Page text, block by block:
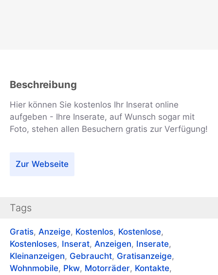
Beschreibung
Hier können Sie kostenlos Ihr Inserat online
aufgeben - Ihre Inserate, auf Wunsch sogar mit
Foto, stehen allen Besuchern gratis zur Verfügung!
Zur Webseite
Tags
Gratis, Anzeige, Kostenlos, Kostenlose,
Kostenloses, Inserat, Anzeigen, Inserate,
Kleinanzeigen, Gebraucht, Gratisanzeige,
Wohnmobile, Pkw, Motorräder, Kontakte,